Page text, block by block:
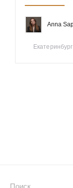
Anna
Екатеринбург